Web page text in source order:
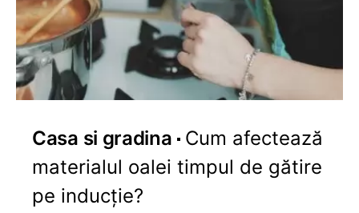
Casa si gradina
Cum afectează
materialul oalei timpul de gătire
pe inducție?